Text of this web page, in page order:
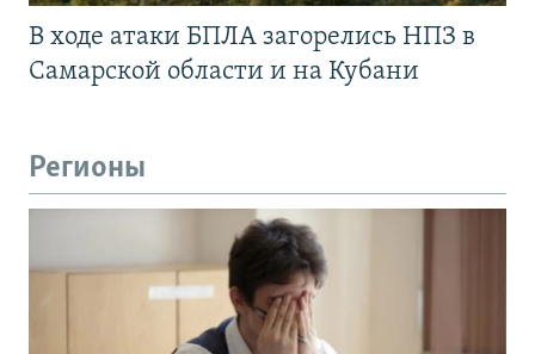
В ходе атаки БПЛА загорелись НПЗ в
Самарской области и на Кубани
Регионы